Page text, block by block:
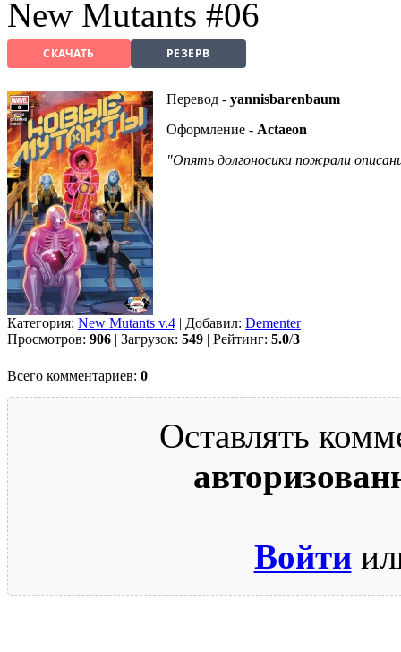
New Mutants #06
СКАЧАТЬ РЕЗЕРВ
Перевод - yannisbarenbaum
Оформление - Actaeon
"Опять долгоносики пожрали
Категория: New Mutants v.4 | Добавил: Dementer
Просмотров: 906 | Загрузок: 549 | Рейтинг: 5.0/3
Всего комментариев: 0
Оставлять
Войти